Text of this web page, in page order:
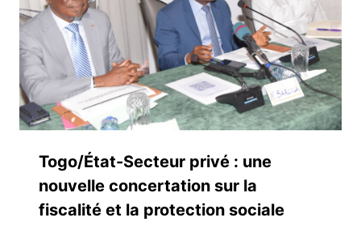
Togo/État-Secteur privé : une
nouvelle concertation sur la
fiscalité et la protection sociale